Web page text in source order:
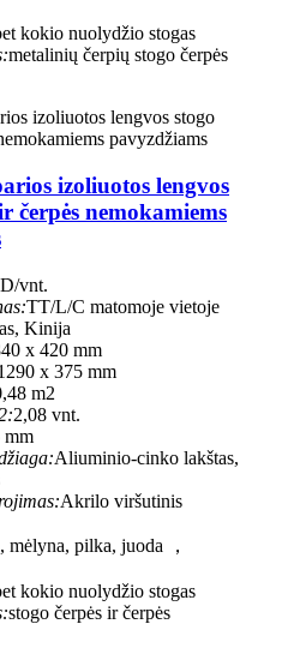
kokio nuolydžio stogas
metalinių čerpių stogo čerpės
izoliuotos lengvos
čerpės nemokamiems
vnt.
TT/L/C matomoje vietoje
Kinija
x 420 mm
x 375 mm
m2
2,08 vnt.
mm
Aliuminio-cinko lakštas,
Akrilo viršutinis
mėlyna, pilka, juoda ，
kokio nuolydžio stogas
stogo čerpės ir čerpės